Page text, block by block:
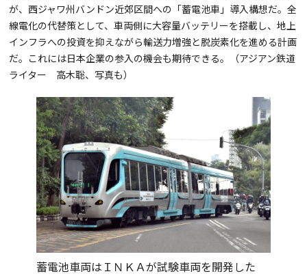
が、西ジャワ州バンドン近郊区間への「蓄電池車」導入構想だ。全
線電化の代替策として、車両側に大容量バッテリーを搭載し、地上
インフラへの投資を抑えながら輸送力増強と脱炭素化を進める計画
だ。これには日本企業の参入の機会も期待できる。（アジアン鉄道
ライター 高木聡、写真も）
蓄電池車両はＩＮＫＡが試験車両を開発した